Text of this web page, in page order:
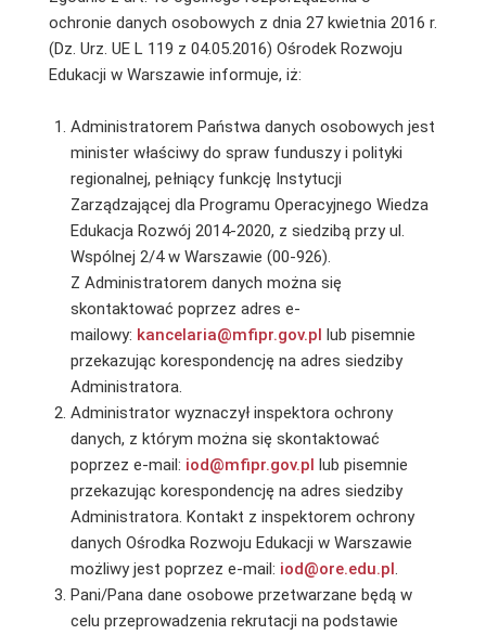
ochronie danych osobowych z dnia 27 kwietnia 2016 r.
(Dz. Urz. UE L 119 z 04.05.2016) Ośrodek Rozwoju
Edukacji w Warszawie informuje, iż:
Administratorem Państwa danych osobowych jest
minister właściwy do spraw funduszy i polityki
regionalnej, pełniący funkcję Instytucji
Zarządzającej dla Programu Operacyjnego Wiedza
Edukacja Rozwój 2014-2020, z siedzibą przy ul.
Wspólnej 2/4 w Warszawie (00-926).
Z Administratorem danych można się
skontaktować poprzez adres e-
mailowy: kancelaria@mfipr.gov.pl lub pisemnie
przekazując korespondencję na adres siedziby
Administratora.
Administrator wyznaczył inspektora ochrony
danych, z którym można się skontaktować
poprzez e-mail: iod@mfipr.gov.pl lub pisemnie
przekazując korespondencję na adres siedziby
Administratora. Kontakt z inspektorem ochrony
danych Ośrodka Rozwoju Edukacji w Warszawie
możliwy jest poprzez e-mail: iod@ore.edu.pl.
Pani/Pana dane osobowe przetwarzane będą w
celu przeprowadzenia rekrutacji na podstawie